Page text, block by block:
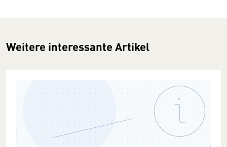
Weitere interessante Artikel